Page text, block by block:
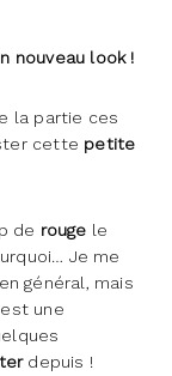
nouveau look !
la partie ces
cette petite
de rouge le
Je me
en général, mais
une
depuis !